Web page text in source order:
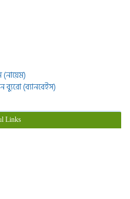
(নায়েম)
ব্যুরো (ব্যানবেইস)
Links